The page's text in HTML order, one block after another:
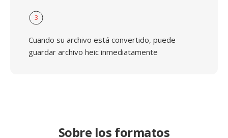
3
Cuando su archivo está convertido, puede
guardar archivo heic inmediatamente
Sobre los formatos